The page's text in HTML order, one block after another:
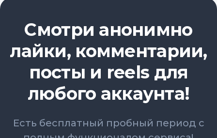
Смотри анонимно
лайки, комментарии,
посты и reels для
любого аккаунта!
Есть бесплатный пробный период с